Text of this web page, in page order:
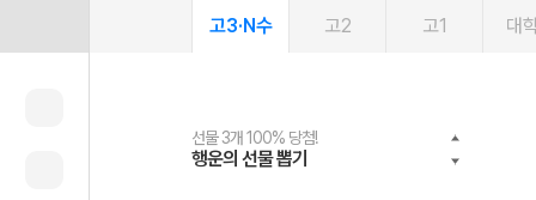
고3·N수 고2 고1 대
선물 3개 100% 당첨!
행운의 선물 뽑기
선물 100% 증정!
메가스터디 X 올리브
2027 러셀 단과
강사 공개선발
스마트러닝앱
설문 EVENT
메가패스
3일 무료 체험권
메가패스 수강생 무료혜택!
메가클럽 멤버십
사회공헌 캠페인
희망이룸 메가나눔